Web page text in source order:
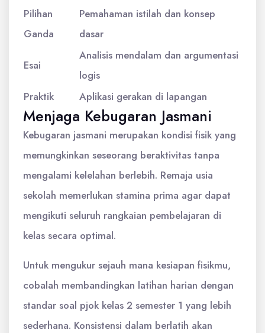
Pilihan
Ganda
Pemahaman istilah dan konsep
dasar
Esai
Analisis mendalam dan argumentasi
logis
Praktik
Aplikasi gerakan di lapangan
Menjaga Kebugaran Jasmani
Kebugaran jasmani merupakan kondisi fisik yang
memungkinkan seseorang beraktivitas tanpa
mengalami kelelahan berlebih. Remaja usia
sekolah memerlukan stamina prima agar dapat
mengikuti seluruh rangkaian pembelajaran di
kelas secara optimal.
Untuk mengukur sejauh mana kesiapan fisikmu,
cobalah membandingkan latihan harian dengan
standar soal pjok kelas 2 semester 1 yang lebih
sederhana. Konsistensi dalam berlatih akan